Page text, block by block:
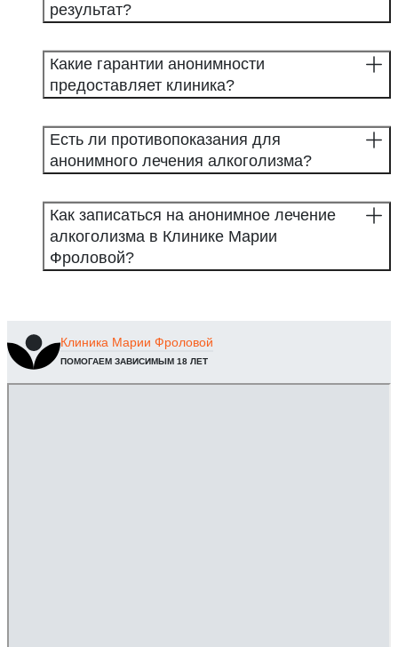
результат?
Какие гарантии анонимности
предоставляет клиника?
Есть ли противопоказания для
анонимного лечения алкоголизма?
Как записаться на анонимное лечение
алкоголизма в Клинике Марии
Фроловой?
Клиника Марии Фроловой
ПОМОГАЕМ ЗАВИСИМЫМ 18 ЛЕТ